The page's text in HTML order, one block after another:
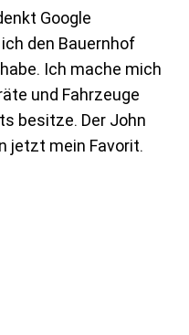
Google
den Bauernhof
Ich mache mich
und Fahrzeuge
besitze. Der John
jetzt mein Favorit.